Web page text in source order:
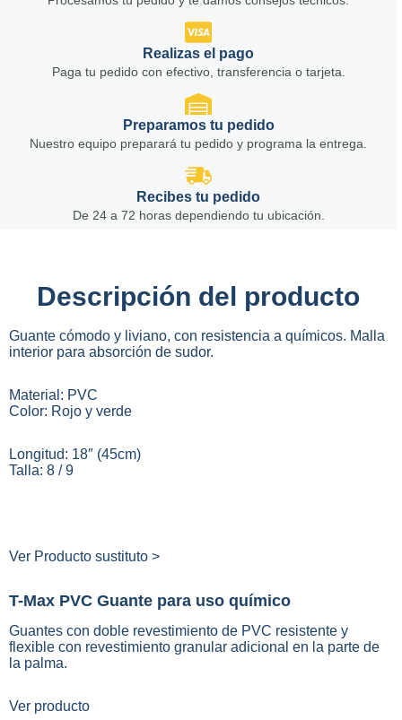
Realizas el pago
Paga tu pedido con efectivo, transferencia o tarjeta.
Preparamos tu pedido
Nuestro equipo preparará tu pedido y programa la entrega.
Recibes tu pedido
De 24 a 72 horas dependiendo tu ubicación.
Descripción del producto
Guante cómodo y liviano, con resistencia a químicos. Malla
interior para absorción de sudor.
Material: PVC
Color: Rojo y verde
Longitud: 18″ (45cm)
Talla: 8 / 9
Ver Producto sustituto >
T-Max PVC Guante para uso químico
Guantes con doble revestimiento de PVC resistente y
flexible con revestimiento granular adicional en la parte de
la palma.
Ver producto